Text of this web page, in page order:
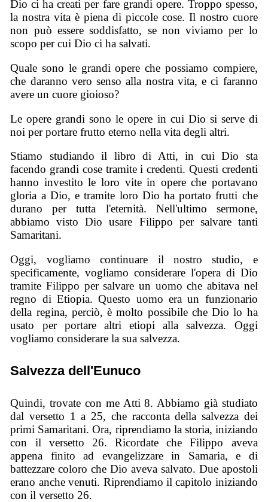
Dio ci ha creati per fare grandi opere. Troppo spesso,
la nostra vita è piena di piccole cose. Il nostro cuore
non può essere soddisfatto, se non viviamo per lo
scopo per cui Dio ci ha salvati.
Quale sono le grandi opere che possiamo compiere,
che daranno vero senso alla nostra vita, e ci faranno
avere un cuore gioioso?
Le opere grandi sono le opere in cui Dio si serve di
noi per portare frutto eterno nella vita degli altri.
Stiamo studiando il libro di Atti, in cui Dio sta
facendo grandi cose tramite i credenti. Questi credenti
hanno investito le loro vite in opere che portavano
gloria a Dio, e tramite loro Dio ha portato frutti che
durano per tutta l'eternità. Nell'ultimo sermone,
abbiamo visto Dio usare Filippo per salvare tanti
Samaritani.
Oggi, vogliamo continuare il nostro studio, e
specificamente, vogliamo considerare l'opera di Dio
tramite Filippo per salvare un uomo che abitava nel
regno di Etiopia. Questo uomo era un funzionario
della regina, perciò, è molto possibile che Dio lo ha
usato per portare altri etiopi alla salvezza. Oggi
vogliamo considerare la sua salvezza.
Salvezza dell'Eunuco
Quindi, trovate con me Atti 8. Abbiamo già studiato
dal versetto 1 a 25, che racconta della salvezza dei
primi Samaritani. Ora, riprendiamo la storia, iniziando
con il versetto 26. Ricordate che Filippo aveva
appena finito ad evangelizzare in Samaria, e di
battezzare coloro che Dio aveva salvato. Due apostoli
erano anche venuti. Riprendiamo il capitolo iniziando
con il versetto 26.